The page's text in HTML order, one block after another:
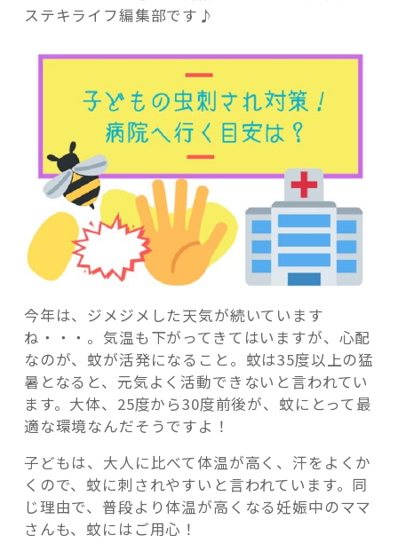
協賛・協力店
コーディネーター紹介
これからの暮らし 住み替え相談
記事検索
ステキライフ編集部です♪
今年は、ジメジメした天気が続いています
ね・・・。気温も下がってきてはいますが、心配
なのが、蚊が活発になること。蚊は35度以上の猛
暑となると、元気よく活動できないと言われてい
ます。大体、25度から30度前後が、蚊にとって最
適な環境なんだそうですよ！
子どもは、大人に比べて体温が高く、汗をよくか
くので、蚊に刺されやすいと言われています。同
じ理由で、普段より体温が高くなる妊娠中のママ
さんも、蚊にはご用心！